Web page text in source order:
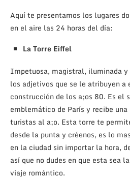
Aquí te presentamos los lugares
en el aire las 24 horas del día:
La Torre Eiffel
Impetuosa, magistral, iluminada y
los adjetivos que se le atribuyen a
construcción de los a;os 80. Es el
emblemático de París y recibe
turistas al a;o. Esta torre te
desde la punta y créenos, es lo
en la ciudad sin importar la hora,
así que no dudes en que esta sea
viaje romántico.